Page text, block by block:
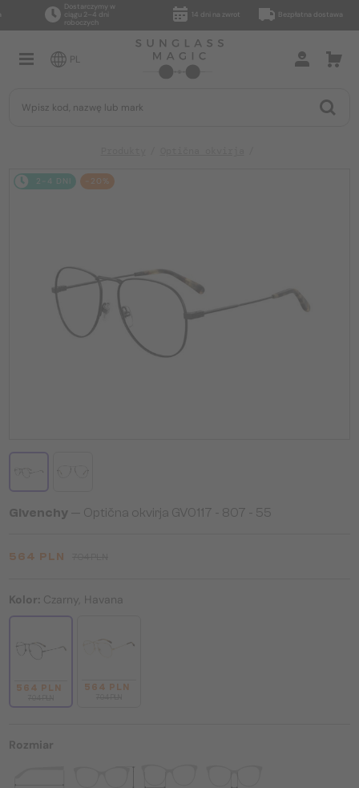
Dostarczymy w
ciągu 2–4 dni
roboczych
14 dni na zwrot Bezpłatna dostawa
PL
2-4 DNI -20%
Givenchy — Optična okvirja GV0117 - 807 - 55
564 PLN
Kolor: Czarny, Havana
564 PLN 564 PLN
Rozmiar